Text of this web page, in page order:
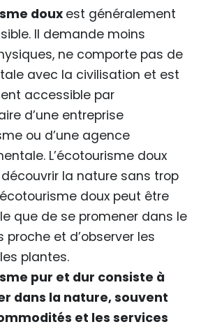
doux est généralement
Il demande moins
ne comporte pas de
avec la civilisation et est
accessible par
d’une entreprise
ou d’une agence
L’écotourisme doux
la nature sans trop
doux peut être
que de se promener dans le
proche et d’observer les
plantes.
pur et dur consiste à
dans la nature, souvent
et les services